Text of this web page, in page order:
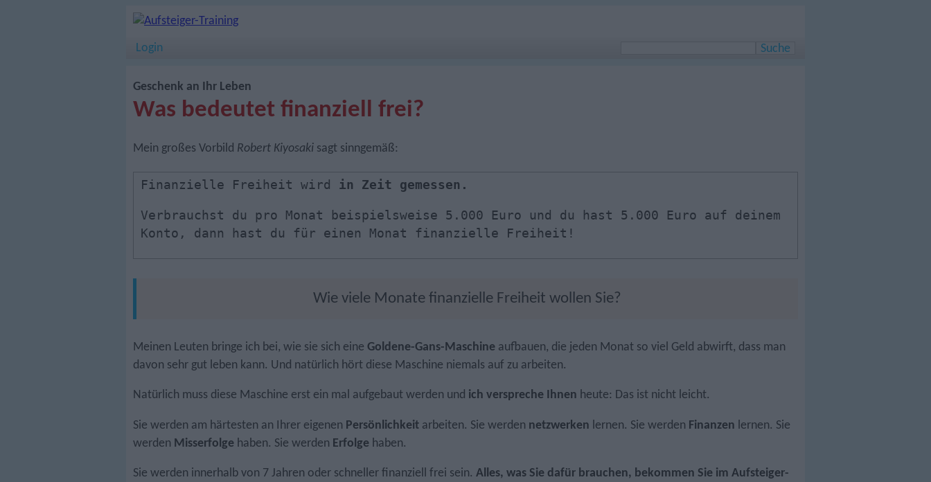
Login
Geschenk an Ihr Leben
Was bedeutet finanziell frei?
Mein großes Vorbild Robert Kiyosaki sagt sinngemäß:
Finanzielle Freiheit wird in Zeit gemessen.
Verbrauchst du pro Monat beispielsweise 5.000 Euro und du hast 5.000 Euro auf deinem
Konto, dann hast du für einen Monat finanzielle Freiheit!
Wie viele Monate finanzielle Freiheit wollen Sie?
Meinen Leuten bringe ich bei, wie sie sich eine Goldene-Gans-Maschine aufbauen, die jeden Monat so viel Geld abwirft, dass man
davon sehr gut leben kann. Und natürlich hört diese Maschine niemals auf zu arbeiten.
Natürlich muss diese Maschine erst ein mal aufgebaut werden und ich verspreche Ihnen heute: Das ist nicht leicht.
Sie werden am härtesten an Ihrer eigenen Persönlichkeit arbeiten. Sie werden netzwerken lernen. Sie werden Finanzen lernen. Sie
werden Misserfolge haben. Sie werden Erfolge haben.
Sie werden innerhalb von 7 Jahren oder schneller finanziell frei sein. Alles, was Sie dafür brauchen, bekommen Sie im Aufsteiger-